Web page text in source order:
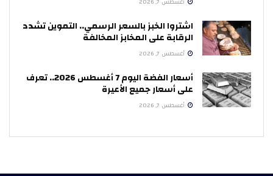
اشتروا الخبز بالسعر الرسمي.. التموين تشدد
الرقابة على المخابز المخالفة
أغسطس 7, 2026
أسعار الفضة اليوم 7 أغسطس 2026.. تعرف
على أسعار جميع الأعيرة
أغسطس 7, 2026